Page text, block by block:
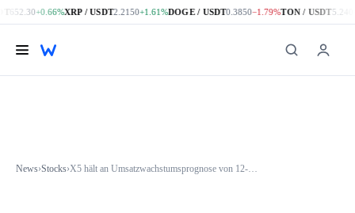
652.30+0.66%XRP / USDT2.2150+1.61%DOGE / USDT0.3850−1.79%TON / USDT5.240
News›Stocks› X5 hält an Umsatzwachstumsprognose von 12-16% für 2026 fest